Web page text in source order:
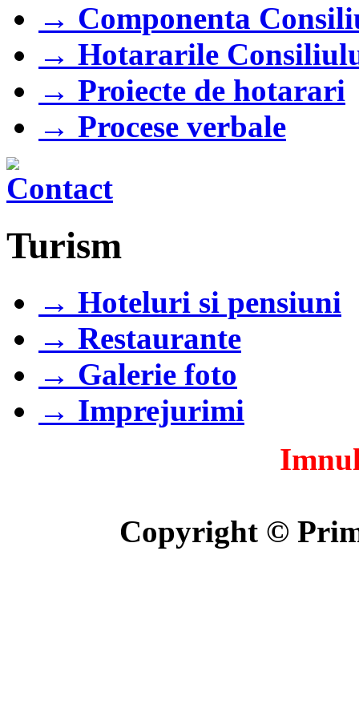
→ Componenta
→ Hotararile
→ Proiecte de hotarari
→ Procese verbale
Turism
→ Hoteluri si pensiuni
→ Restaurante
→ Galerie foto
→ Imprejurimi
Copyright ©